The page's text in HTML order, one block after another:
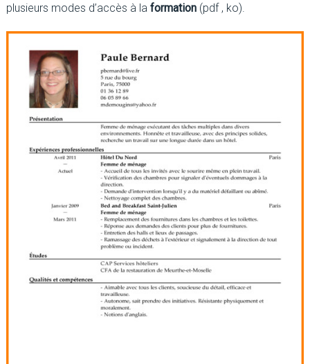
plusieurs modes d’accès à la formation(pdf , ko).